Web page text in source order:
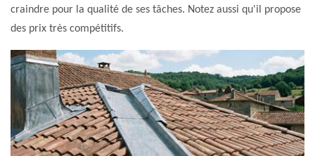
craindre pour la qualité de ses tâches. Notez aussi qu'il propose
des prix très compétitifs.